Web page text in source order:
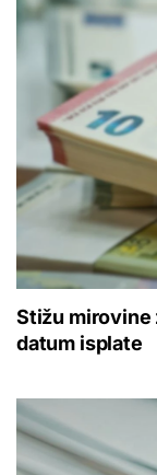
Stižu mirovine
datum isplate